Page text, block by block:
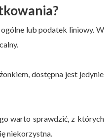
lub podatek liniowy. W
dostępna jest jedynie
warto sprawdzić, z których
niekorzystna.